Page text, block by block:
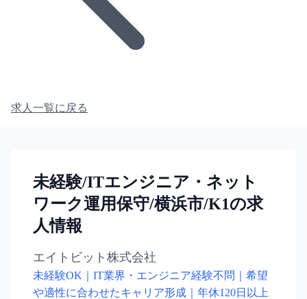
求人一覧に戻る
未経験/ITエンジニア・ネット
ワーク運用保守/横浜市/K1の求
人情報
エイトビット株式会社
未経験OK｜IT業界・エンジニア経験不問｜希望
や適性に合わせたキャリア形成｜年休120日以上